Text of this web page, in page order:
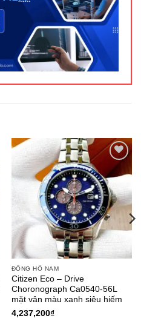
ĐỒNG HỒ NAM
Citizen Eco – Drive
Choronograph Ca0540-56L
mặt vân màu xanh siêu hiếm
4,237,200₫